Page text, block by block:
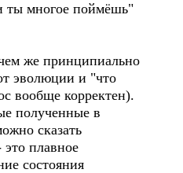
ты многое поймёшь"
же принципиально
эволюции и "что
вообще корректен).
полученные в
сказать
плавное
состояния